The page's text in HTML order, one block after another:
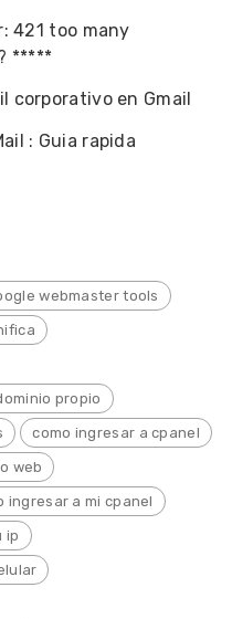
421 too many
*****
corporativo en Gmail
: Guia rapida
webmaster tools
propio
como ingresar a cpanel
web
ingresar a mi cpanel
ip